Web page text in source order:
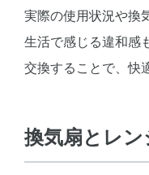
実際の使用状況や換
生活で感じる違和感
交換することで、快
換気扇とレン